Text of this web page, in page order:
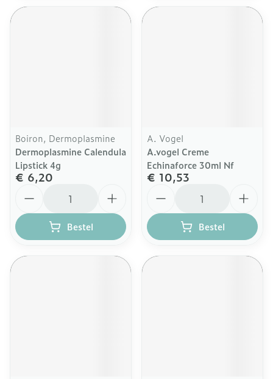
Boiron, Dermoplasmine
Dermoplasmine Calendula
Lipstick 4g
€ 6,20
Bestel
A. Vogel
A.vogel Creme
Echinaforce 30ml Nf
€ 10,53
Bestel